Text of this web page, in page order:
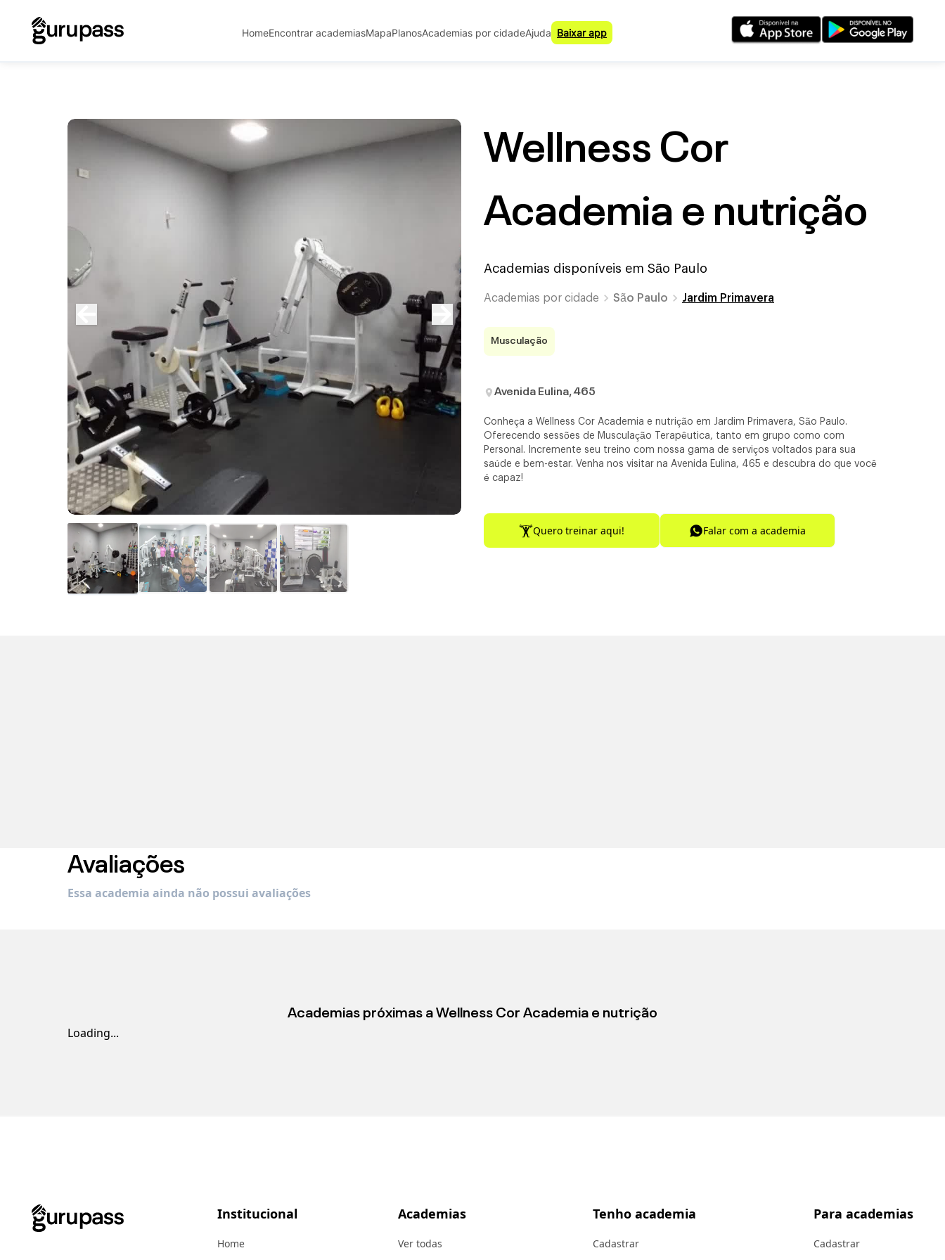
HomeEncontrar academiasMapaPlanosAcademias por cidadeAjuda Baixar app
Wellness Cor
Academia e nutrição
Academias disponíveis em São Paulo
Academias por cidade São Paulo Jardim Primavera
Musculação
Avenida Eulina, 465
Conheça a Wellness Cor Academia e nutrição em Jardim Primavera, São Paulo.
Oferecendo sessões de Musculação Terapêutica, tanto em grupo como com
Personal. Incremente seu treino com nossa gama de serviços voltados para sua
saúde e bem-estar. Venha nos visitar na Avenida Eulina, 465 e descubra do que você
é capaz!
Quero treinar aqui! Falar com a academia
Avaliações
Essa academia ainda não possui avaliações
Academias próximas a Wellness Cor Academia e nutrição
Loading...
Institucional
Home
Academias
Ver todas
Tenho academia
Cadastrar
Para academias
Cadastrar